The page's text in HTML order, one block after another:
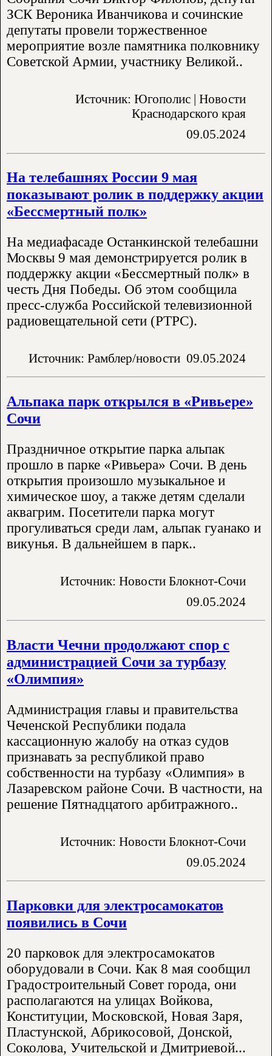
ЗСК Вероника Иванчикова и сочинские
депутаты провели торжественное
мероприятие возле памятника полковнику
Советской Армии, участнику Великой..
Источник: Югополис | Новости
Краснодарского края
09.05.2024
На телебашнях России 9 мая
показывают ролик в поддержку акции
«Бессмертный полк»
На медиафасаде Останкинской телебашни
Москвы 9 мая демонстрируется ролик в
поддержку акции «Бессмертный полк» в
честь Дня Победы. Об этом сообщила
пресс-служба Российской телевизионной
радиовещательной сети (РТРС).
Источник: Рамблер/новости 09.05.2024
Альпака парк открылся в «Ривьере»
Сочи
Праздничное открытие парка альпак
прошло в парке «Ривьера» Сочи. В день
открытия произошло музыкальное и
химическое шоу, а также детям сделали
аквагрим. Посетители парка могут
прогуливаться среди лам, альпак гуанако и
викунья. В дальнейшем в парк..
Источник: Новости Блокнот-Сочи
09.05.2024
Власти Чечни продолжают спор с
администрацией Сочи за турбазу
«Олимпия»
Администрация главы и правительства
Чеченской Республики подала
кассационную жалобу на отказ судов
признавать за республикой право
собственности на турбазу «Олимпия» в
Лазаревском районе Сочи. В частности, на
решение Пятнадцатого арбитражного..
Источник: Новости Блокнот-Сочи
09.05.2024
Парковки для электросамокатов
появились в Сочи
20 парковок для электросамокатов
оборудовали в Сочи. Как 8 мая сообщил
Градостроительный Совет города, они
располагаются на улицах Войкова,
Конституции, Московской, Новая Заря,
Пластунской, Абрикосовой, Донской,
Соколова, Учительской и Дмитриевой...